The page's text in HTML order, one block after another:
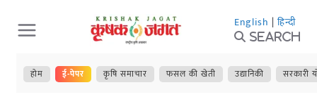
Skip
to
content
English | हिन्दी
Search
होम ई-पेपर कृषि समाचार फसल की खेती उद्यानिकी सरकारी